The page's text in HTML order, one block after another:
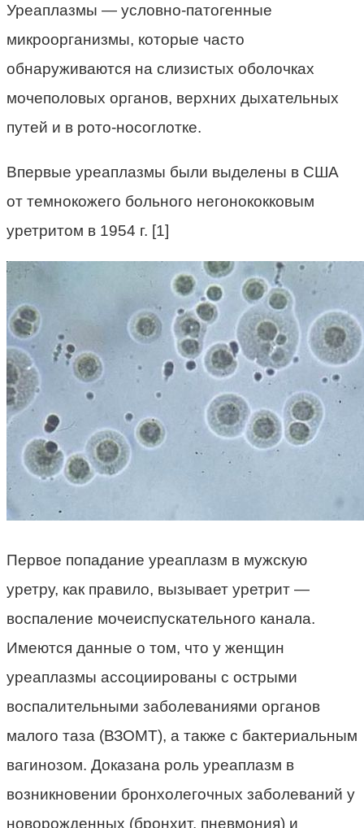
Уреаплазмы — условно-патогенные
микроорганизмы, которые часто
обнаруживаются на слизистых оболочках
мочеполовых органов, верхних дыхательных
путей и в рото-носоглотке.
Впервые уреаплазмы были выделены в США
от темнокожего больного негонококковым
уретритом в 1954 г. [1]
Первое попадание уреаплазм в мужскую
уретру, как правило, вызывает уретрит —
воспаление мочеиспускательного канала.
Имеются данные о том, что у женщин
уреаплазмы ассоциированы с острыми
воспалительными заболеваниями органов
малого таза (ВЗОМТ), а также с бактериальным
вагинозом. Доказана роль уреаплазм в
возникновении бронхолегочных заболеваний у
новорожденных (бронхит, пневмония) и